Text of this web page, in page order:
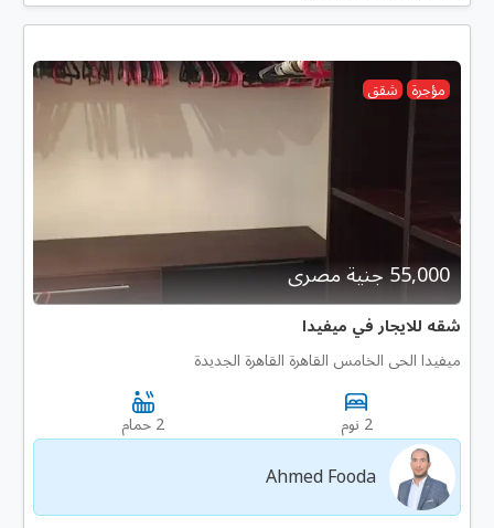
مؤجرة شقق
55,000 جنية مصرى
شقه للايجار في ميفيدا
ميفيدا الحى الخامس القاهرة القاهرة الجديدة
2 نوم 2 حمام
Ahmed Fooda